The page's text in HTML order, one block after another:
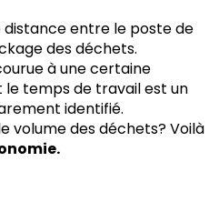
distance entre le poste de
des déchets.
à une certaine
le temps de travail est un
identifié.
volume des déchets? Voilà